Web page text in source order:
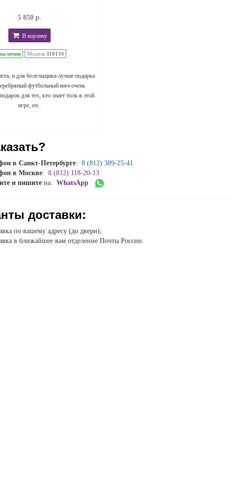
5 850 р.
В корзину
Модель 110134
и для болельщика-лучше подарка
футбольный мяч очень
для тех, кто знает толк в этой
игре, оч..
в Санкт-Петербурге: 8 (812) 389-25-41
в Москве: 8 (812) 118-20-13
и пишитена: WhatsApp
доставки:
по вашему адресу (до двери);
в ближайшее вам отделение Почты России.